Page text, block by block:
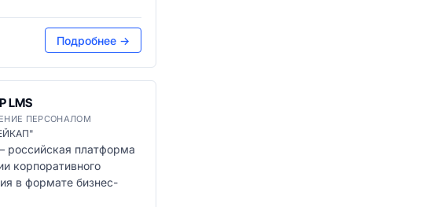
Подробнее →
LMS
ПЕРСОНАЛОМ
российская платформа
корпоративного
в формате бизнес-